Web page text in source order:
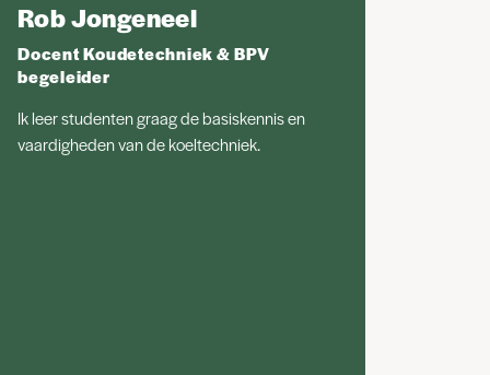
Rob Jongeneel
Docent Koudetechniek & BPV
begeleider
Ik leer studenten graag de basiskennis en
vaardigheden van de koeltechniek.